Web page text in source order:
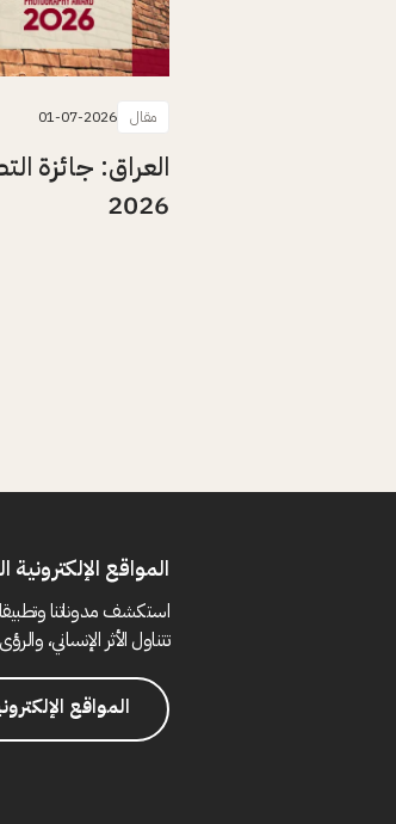
مقال 01-07-2026
العراق: جائزة
2026
المواقع
استكشف مدوناتنا
تتناول الأثر الإنساني،
المواقع